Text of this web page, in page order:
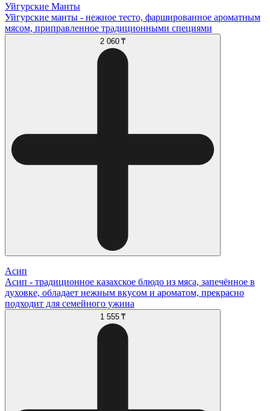
Уйгурские Манты
Уйгурские манты - нежное тесто, фаршированное ароматным
мясом, приправленное традиционными специями
2 060 ₸
Асип
Асип - традиционное казахское блюдо из мяса, запечённое в
духовке, обладает нежным вкусом и ароматом, прекрасно
подходит для семейного ужина
1 555 ₸